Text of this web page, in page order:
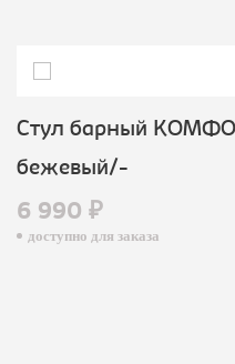
Стул барный
бежевый/-
6 990 ₽
доступно для заказа